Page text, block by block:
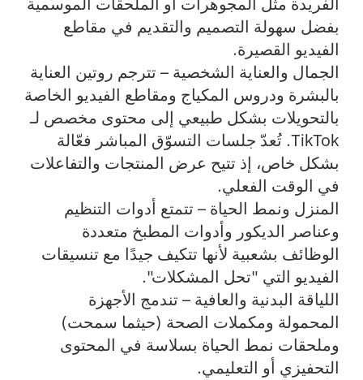
الفريدة مثل المجوهرات أو الملحقات الموسمية
بفضل سهولة التصميم والتقديم في مقاطع
الفيديو القصيرة.
الجمال والعناية الشخصية – تترجم روتين العناية
بالبشرة ودروس المكياج ومقاطع الفيديو الخاصة
بالتحويلات بشكل طبيعي إلى محتوى مخصص لـ
TikTok. تُعدّ جلسات التسوّق المباشر فعّالة
بشكل خاص، إذ تتيح عرض المنتجات والتفاعلات
في الوقت الفعلي.
المنزل ونمط الحياة – تتمتع أدوات التنظيم
وعناصر الديكور وأدوات المطبخ متعددة
الوظائف بشعبية لأنها تتكيف جيدًا مع تنسيقات
الفيديو التي "تحل المشكلات".
اللياقة البدنية والعافية – تندمج الأجهزة
المحمولة ومكملات الصحة (حيثما سمحت)
وملحقات نمط الحياة بسلاسة في المحتوى
التحفيزي أو التعليمي.